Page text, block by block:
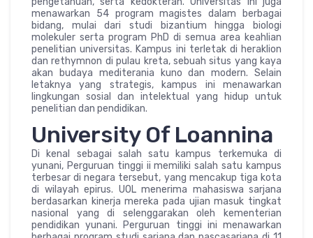
menawarkan 54 program magistes dalam berbagai
bidang, mulai dari studi bizantium hingga biologi
molekuler serta program PhD di semua area keahlian
penelitian universitas. Kampus ini terletak di heraklion
dan rethymnon di pulau kreta, sebuah situs yang kaya
akan budaya mediterania kuno dan modern. Selain
letaknya yang strategis, kampus ini menawarkan
lingkungan sosial dan intelektual yang hidup untuk
penelitian dan pendidikan.
University Of Loannina
Di kenal sebagai salah satu kampus terkemuka di
yunani, Perguruan tinggi ii memiliki salah satu kampus
terbesar di negara tersebut, yang mencakup tiga kota
di wilayah epirus. UOL menerima mahasiswa sarjana
berdasarkan kinerja mereka pada ujian masuk tingkat
nasional yang di selenggarakan oleh kementerian
pendidikan yunani. Perguruan tinggi ini menawarkan